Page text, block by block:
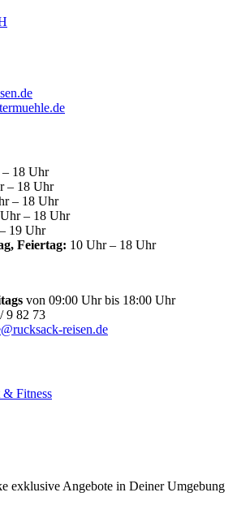
18 Uhr
– 18 Uhr
– 18 Uhr
– 18 Uhr
19 Uhr
Feiertag: 10 Uhr – 18 Uhr
von 09:00 Uhr bis 18:00 Uhr
9 82 73
reisen.de
& Fitness